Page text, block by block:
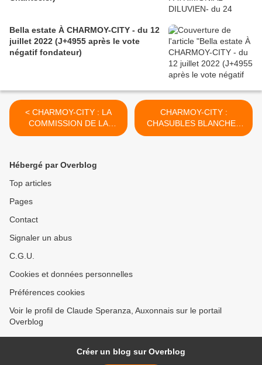
Bella estate À CHARMOY-CITY - du 12
juillet 2022 (J+4955 après le vote
négatif fondateur)
< CHARMOY-CITY : LA
COMMISSION DE LA
DÉCEPTION - du 09 janvier
CHARMOY-CITY :
CHASUBLES BLANCHES
ET GILETS JAUNES - du
Hébergé par Overblog
Top articles
Pages
Contact
Signaler un abus
C.G.U.
Cookies et données personnelles
Préférences cookies
Voir le profil de Claude Speranza, Auxonnais sur le portail
Overblog
Créer un blog sur Overblog